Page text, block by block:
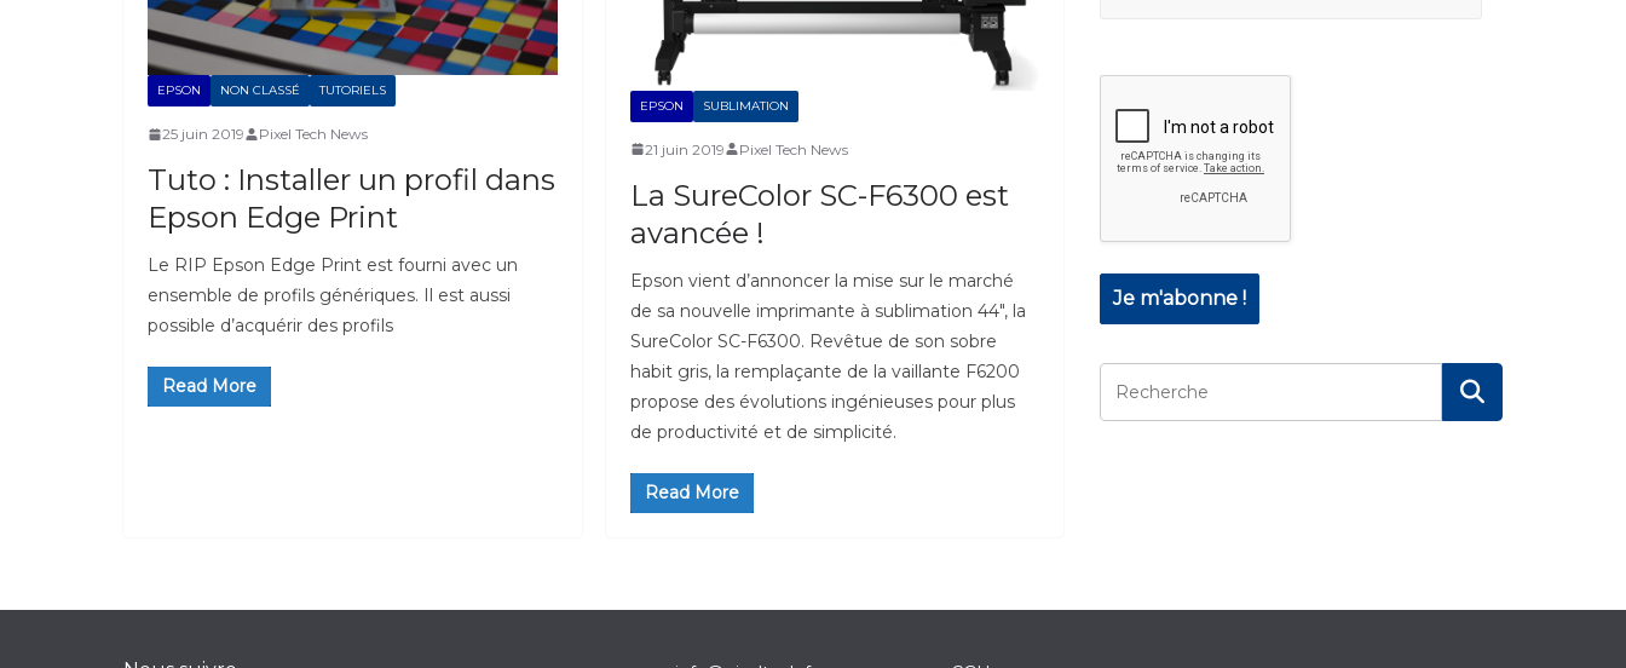
EPSON NON CLASSÉ TUTORIELS
25 juin 2019 Pixel Tech News
Tuto : Installer un profil dans
Epson Edge Print
Le RIP Epson Edge Print est fourni avec un
ensemble de profils génériques. Il est aussi
possible d’acquérir des profils
Read More
EPSON SUBLIMATION
21 juin 2019 Pixel Tech News
La SureColor SC-F6300 est
avancée !
Epson vient d’annoncer la mise sur le marché
de sa nouvelle imprimante à sublimation 44″, la
SureColor SC-F6300. Revêtue de son sobre
habit gris, la remplaçante de la vaillante F6200
propose des évolutions ingénieuses pour plus
de productivité et de simplicité.
Read More